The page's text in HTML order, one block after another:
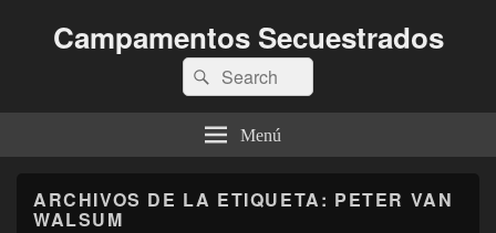
Campamentos Secuestrados
Buscar
por:
Buscar
Menú
ARCHIVOS DE LA ETIQUETA: PETER VAN
WALSUM